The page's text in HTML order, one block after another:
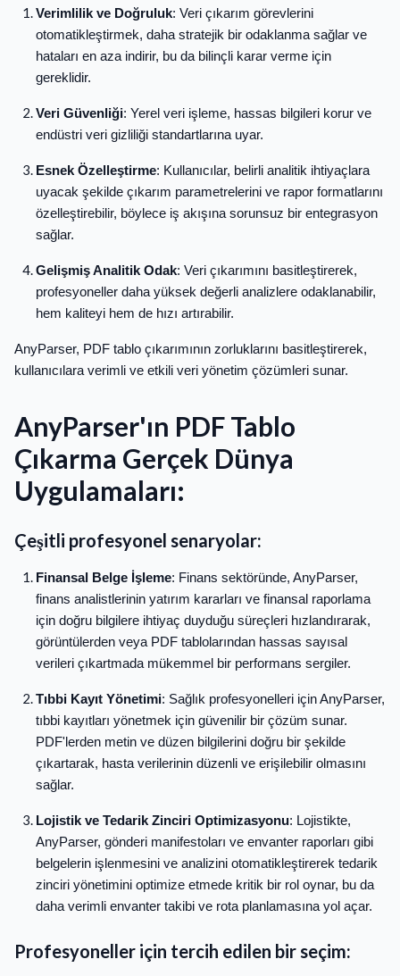
Verimlilik ve Doğruluk: Veri çıkarım görevlerini
otomatikleştirmek, daha stratejik bir odaklanma sağlar ve
hataları en aza indirir, bu da bilinçli karar verme için
gereklidir.
Veri Güvenliği: Yerel veri işleme, hassas bilgileri korur ve
endüstri veri gizliliği standartlarına uyar.
Esnek Özelleştirme: Kullanıcılar, belirli analitik ihtiyaçlara
uyacak şekilde çıkarım parametrelerini ve rapor formatlarını
özelleştirebilir, böylece iş akışına sorunsuz bir entegrasyon
sağlar.
Gelişmiş Analitik Odak: Veri çıkarımını basitleştirerek,
profesyoneller daha yüksek değerli analizlere odaklanabilir,
hem kaliteyi hem de hızı artırabilir.
AnyParser, PDF tablo çıkarımının zorluklarını basitleştirerek,
kullanıcılara verimli ve etkili veri yönetim çözümleri sunar.
AnyParser'ın PDF Tablo
Çıkarma Gerçek Dünya
Uygulamaları:
Çeşitli profesyonel senaryolar:
Finansal Belge İşleme: Finans sektöründe, AnyParser,
finans analistlerinin yatırım kararları ve finansal raporlama
için doğru bilgilere ihtiyaç duyduğu süreçleri hızlandırarak,
görüntülerden veya PDF tablolarından hassas sayısal
verileri çıkartmada mükemmel bir performans sergiler.
Tıbbi Kayıt Yönetimi: Sağlık profesyonelleri için AnyParser,
tıbbi kayıtları yönetmek için güvenilir bir çözüm sunar.
PDF'lerden metin ve düzen bilgilerini doğru bir şekilde
çıkartarak, hasta verilerinin düzenli ve erişilebilir olmasını
sağlar.
Lojistik ve Tedarik Zinciri Optimizasyonu: Lojistikte,
AnyParser, gönderi manifestoları ve envanter raporları gibi
belgelerin işlenmesini ve analizini otomatikleştirerek tedarik
zinciri yönetimini optimize etmede kritik bir rol oynar, bu da
daha verimli envanter takibi ve rota planlamasına yol açar.
Profesyoneller için tercih edilen bir seçim: